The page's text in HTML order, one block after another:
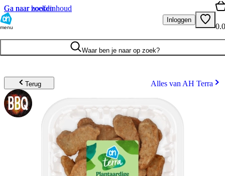
Ga naar hoofdinhoud
Ga naar zoeken
menu
Inloggen
Waar ben je naar op zoek?
Terug Alles van AH Terra